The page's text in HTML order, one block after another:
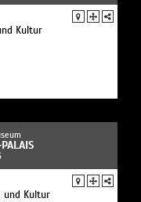
Kultur
und Kultur